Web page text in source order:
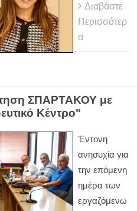
Διαβάστε
Περισσότερ
α
ΣΠΑΡΤΑΚΟΥ με
Κέντρο"
Έντονη
ανησυχία για
την επόμενη
ημέρα των
εργαζόμενω